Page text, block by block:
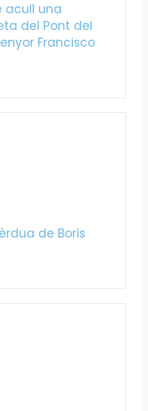
acull una
del Pont del
Francisco
de Boris